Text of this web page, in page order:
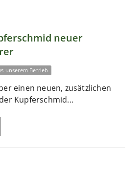
neuer
unserem Betrieb
einen neuen, zusätzlichen
Kupferschmid...